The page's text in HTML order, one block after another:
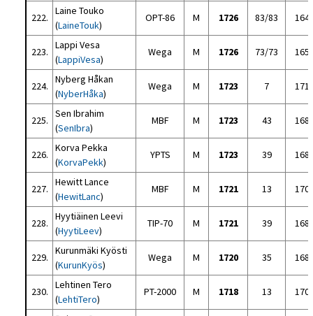
222.
Laine Touko
(LaineTouk)
OPT-86 M 1726 83/83
223.
Lappi Vesa
(LappiVesa)
Wega M 1726 73/73
224.
Nyberg Håkan
(NyberHåka)
Wega M 1723 7
225.
Sen Ibrahim
(SenIbra)
MBF M 1723 43
226.
Korva Pekka
(KorvaPekk)
YPTS M 1723 39
227.
Hewitt Lance
(HewitLanc)
MBF M 1721 13
228.
Hyytiäinen Leevi
(HyytiLeev)
TIP-70 M 1721 39
229.
Kurunmäki Kyösti
(KurunKyös)
Wega M 1720 35
230.
Lehtinen Tero
(LehtiTero)
PT-2000 M 1718 13